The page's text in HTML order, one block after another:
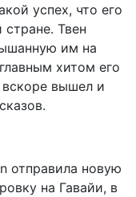
успех, что его
Твен
им на
хитом его
вскоре вышел и
отправила новую
на Гавайи, в